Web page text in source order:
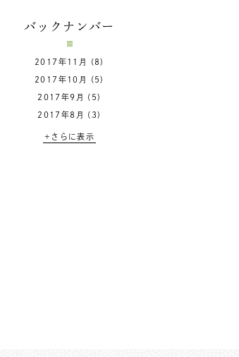
バックナンバー
2017年11月 (8)
2017年10月 (5)
2017年9月 (5)
2017年8月 (3)
+さらに表示